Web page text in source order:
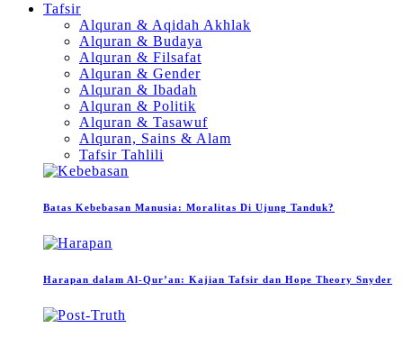
Tafsir
Alquran & Aqidah Akhlak
Alquran & Budaya
Alquran & Filsafat
Alquran & Gender
Alquran & Ibadah
Alquran & Politik
Alquran & Tasawuf
Alquran, Sains & Alam
Tafsir Tahlili
Batas Kebebasan Manusia: Moralitas Di Ujung Tanduk?
Harapan dalam Al-Qur’an: Kajian Tafsir dan Hope Theory Snyder